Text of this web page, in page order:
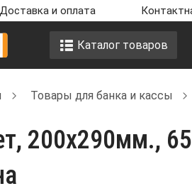
Доставка и оплата
Каталог товаров
Товары для банка и кассы
200х290мм.,